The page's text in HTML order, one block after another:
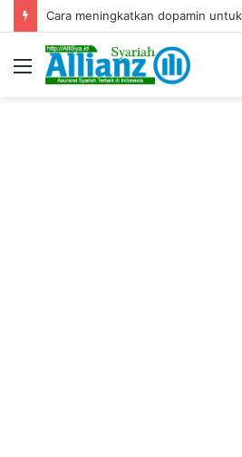
Cara meningkatkan dopamin
Menu